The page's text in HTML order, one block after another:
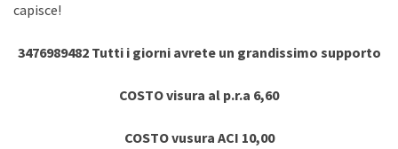
capisce!
3476989482 Tutti i giorni avrete un grandissimo supporto
COSTO visura al p.r.a 6,60
COSTO vusura ACI 10,00